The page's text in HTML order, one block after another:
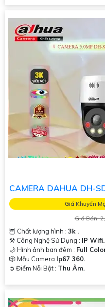
CAMERA DAHUA DH-
Giá Khuyến
Giá Bán:
🦉 Chất lượng hình : 3k .
⚒ Công Nghệ Sử Dụng : IP Wifi.
🌙 Hình ảnh ban đêm : Full
🎲 Mẫu Camera Ip67 360.
️➲ Điểm Nỗi Bật : Thu Âm.